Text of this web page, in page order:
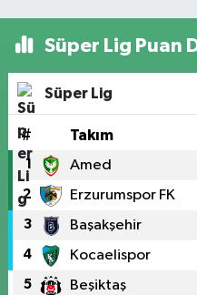
Süper Lig Puan
Süper Lig
# Takım
1 Amed
2 Erzurumspor FK
3 Başakşehir
4 Kocaelispor
5 Beşiktaş